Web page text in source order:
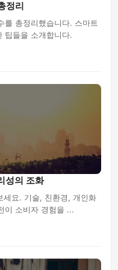
정리
를 총정리했습니다. 스마트
팁들을 소개합니다.
성의 조화
요. 기술, 친환경, 개인화
이 소비자 경험을 ...